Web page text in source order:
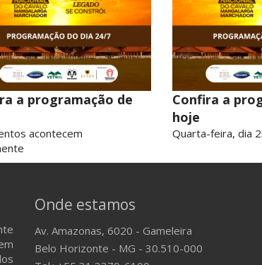
a programação de
acontecem
Confira a
hoje
Quarta-feira, dia
Onde estamos
Av. Amazonas, 6020 - Gameleira
Belo Horizonte - MG - 30.510-000